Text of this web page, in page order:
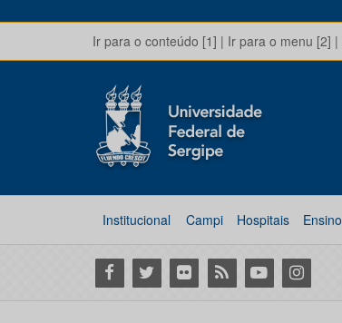
Ir para o conteúdo [1] | Ir para o menu [2] |
Institucional Campi Hospitais Ensino
Facebook
Twitter Flickr RSS YoutubeInstagram